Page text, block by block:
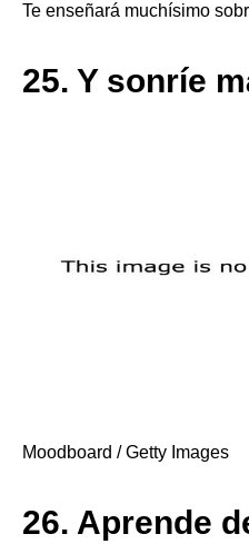
Te enseñará muchísimo
25. Y sonríe
Moodboard / Getty Images
26. Aprende